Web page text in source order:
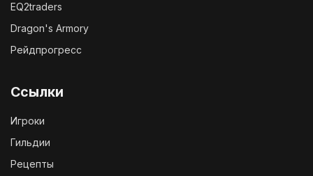
EQ2traders
Dragon's Armory
Рейдпрогресс
Ссылки
Игроки
Гильдии
Рецепты